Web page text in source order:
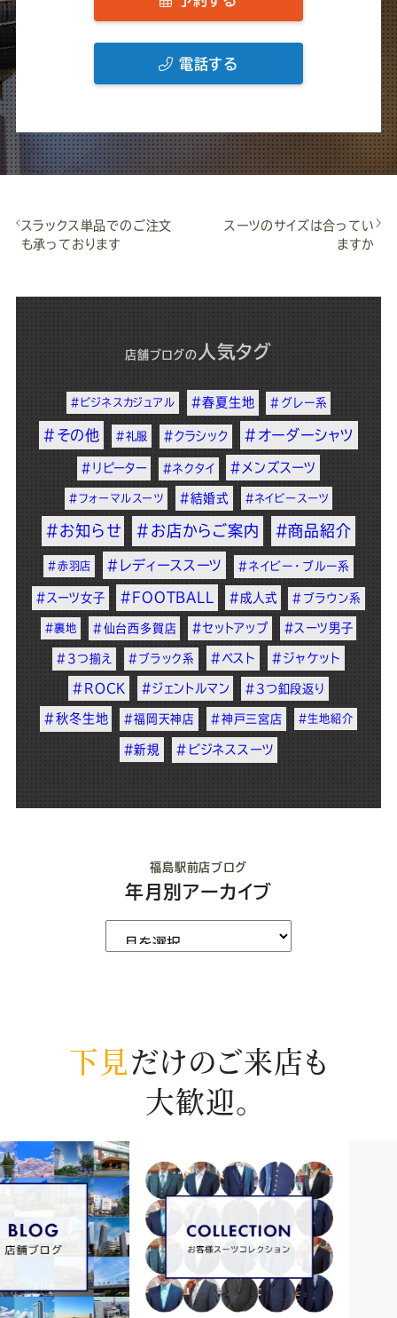
電話する
スラックス単品でのご注文
も承っております
スーツのサイズは合ってい
ますか
店舗ブログ の 人気タグ
#ビジネスカジュアル #春夏生地 #グレー系
#その他 #礼服 #クラシック #オーダーシャツ
#リピーター #ネクタイ #メンズスーツ
#フォーマルスーツ #結婚式 #ネイビースーツ
#お知らせ #お店からご案内 #商品紹介
#赤羽店 #レディーススーツ #ネイビー・ブルー系
#スーツ女子 #FOOTBALL #成人式 #ブラウン系
#裏地 #仙台西多賀店 #セットアップ #スーツ男子
#3つ揃え #ブラック系 #ベスト #ジャケット
#ROCK #ジェントルマン #3つ釦段返り
#秋冬生地 #福岡天神店 #神戸三宮店 #生地紹介
#新規 #ビジネススーツ
福島駅前店ブログ
年月別アーカイブ
下見だけのご来店も
大歓迎。